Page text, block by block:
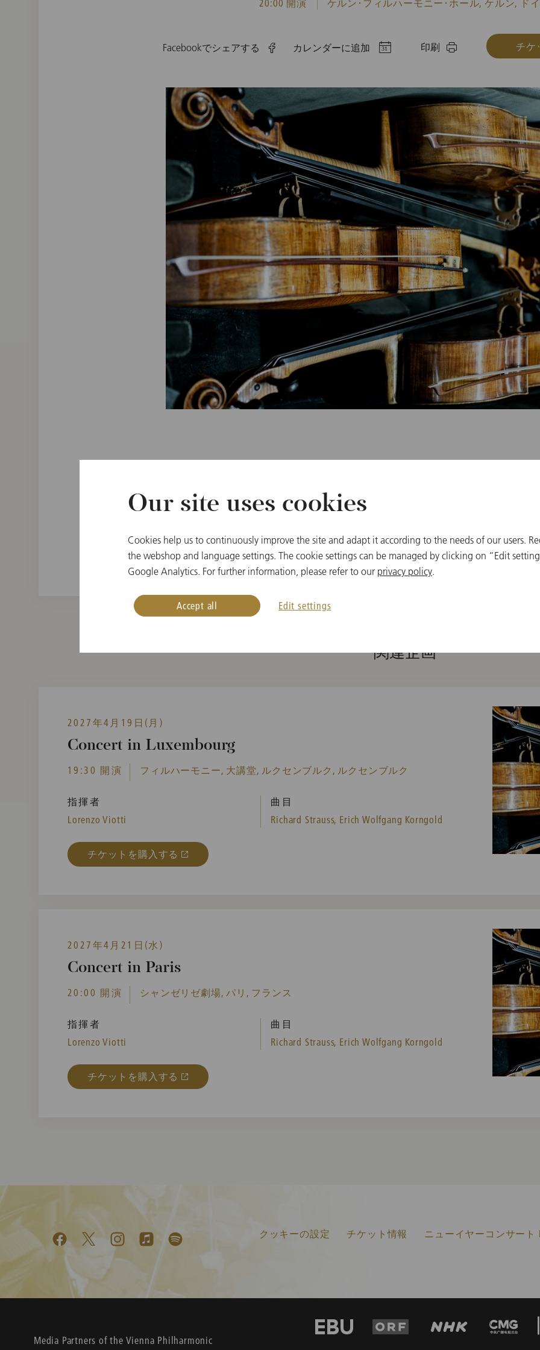
20:00 開演 ケルン･フィルハーモニー･ホール, ケルン, ド
Facebookでシェアする カレンダーに追加 印刷 チケ
Wiener Philharmoniker
Sinfonietta für
関連企画
2027年4月19日(月)
Concert in Luxembourg
19:30 開演 フィルハーモニー, 大講堂, ルクセンブルク, ルクセンブルク
指揮者
Lorenzo Viotti
曲目
Richard Strauss, Erich Wolfgang Korngold
チケットを購入する
2027年4月21日(水)
Concert in Paris
20:00 開演 シャンゼリゼ劇場, パリ, フランス
指揮者
Lorenzo Viotti
曲目
Richard Strauss, Erich Wolfgang Korngold
チケットを購入する
クッキーの設定 チケット情報 ニューイヤーコンサート
Media Partners of the Vienna Philharmonic
Our site uses cookies
Cookies help us to continuously improve the site and adapt it according to the needs of our users.
the webshop and language settings. The cookie settings can be managed by clicking on “Edit
Google Analytics. For further information, please refer to our privacy policy.
Edit settings
Accept all